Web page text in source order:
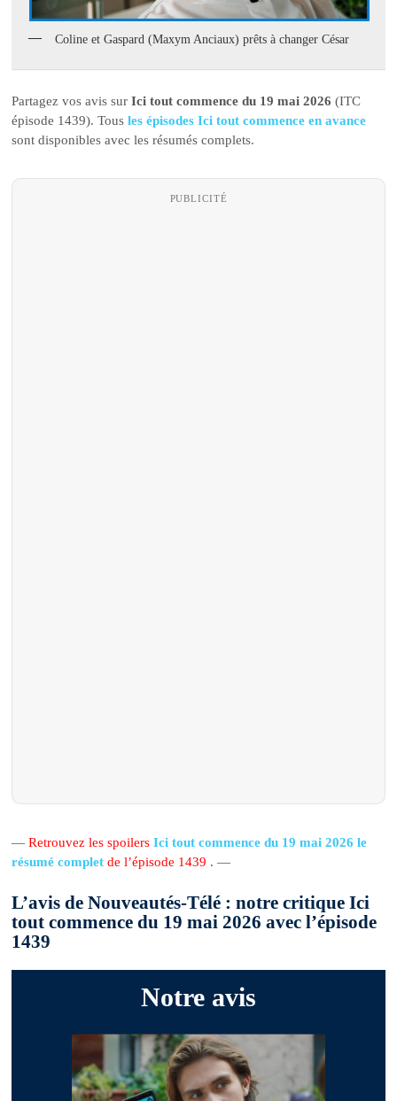
Coline et Gaspard (Maxym Anciaux) prêts à changer César
Partagez vos avis surIci tout commence du 19 mai 2026 (ITC
épisode 1439). Tousles épisodes Ici tout commence en avance
sont disponibles avec les résumés complets.
PUBLICITÉ
—Retrouvez les spoilersIci tout commence du 19 mai 2026 le
résumé complet de l’épisode 1439 . —
L’avis de Nouveautés-Télé : notre critique Ici
tout commence du 19 mai 2026 avec l’épisode
1439
Notre avis